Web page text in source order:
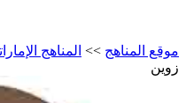
موقع المناهج >> المناهج
زوين